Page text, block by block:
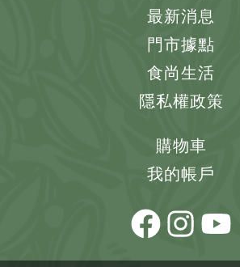
最新消息
門市據點
食尚生活
隱私權政策
購物車
我的帳戶